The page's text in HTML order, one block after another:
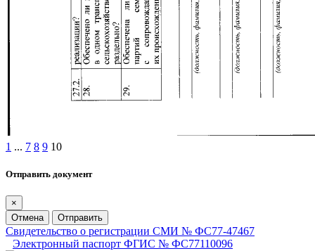
1 ... 7 8 9 10
Отправить документ
×
Отмена
Отправить
Свидетельство о регистрации СМИ № ФС77-47467
Электронный паспорт ФГИС № ФС77110096